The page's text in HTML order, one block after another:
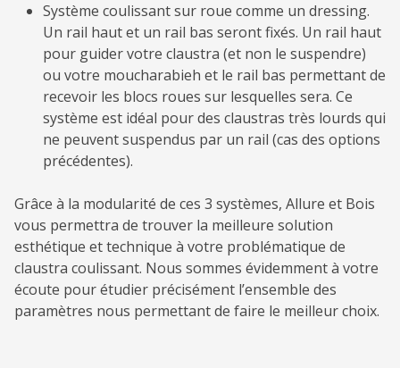
Système coulissant sur roue comme un dressing.
Un rail haut et un rail bas seront fixés. Un rail haut
pour guider votre claustra (et non le suspendre)
ou votre moucharabieh et le rail bas permettant de
recevoir les blocs roues sur lesquelles sera. Ce
système est idéal pour des claustras très lourds qui
ne peuvent suspendus par un rail (cas des options
précédentes).
Grâce à la modularité de ces 3 systèmes, Allure et Bois
vous permettra de trouver la meilleure solution
esthétique et technique à votre problématique de
claustra coulissant. Nous sommes évidemment à votre
écoute pour étudier précisément l’ensemble des
paramètres nous permettant de faire le meilleur choix.